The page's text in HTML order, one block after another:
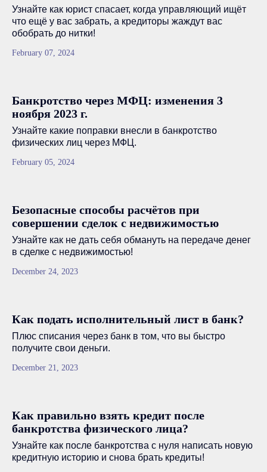
Узнайте как юрист спасает, когда управляющий ищёт
что ещё у вас забрать, а кредиторы жаждут вас
обобрать до нитки!
February 07, 2024
Банкротство через МФЦ: изменения 3
ноября 2023 г.
Узнайте какие поправки внесли в банкротство
физических лиц через МФЦ.
February 05, 2024
Безопасные способы расчётов при
совершении сделок с недвижимостью
Узнайте как не дать себя обмануть на передаче денег
в сделке с недвижимостью!
December 24, 2023
Как подать исполнительный лист в банк?
Плюс списания через банк в том, что вы быстро
получите свои деньги.
December 21, 2023
Как правильно взять кредит после
банкротства физического лица?
Узнайте как после банкротства с нуля написать новую
кредитную историю и снова брать кредиты!